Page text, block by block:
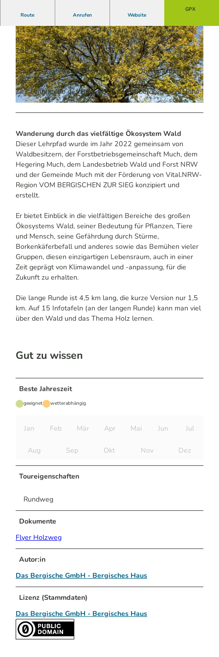
© Imke Imhorst / Das Bergische | KI-optimiert |CC-BY-SA
Route Anrufen Website
GPX
1:15 h
4,37 km
92 m
91 m
268 m
331 m
63 m
Start: Haltestelle des Bürgerbusses in Oberdreisbach-
Höhe
Ziel: Haltestelle des Bürgerbusses in Oberdreisbach-Höhe
Wanderung durch das vielfältige Ökosystem Wald
Dieser Lehrpfad wurde im Jahr 2022 gemeinsam von
Waldbesitzern, der Forstbetriebsgemeinschaft Much, dem
Hegering Much, dem Landesbetrieb Wald und Forst NRW
und der Gemeinde Much mit der Förderung von Vital.NRW-
Region VOM BERGISCHEN ZUR SIEG konzipiert und
erstellt.
Er bietet Einblick in die vielfältigen Bereiche des großen
Ökosystems Wald, seiner Bedeutung für Pflanzen, Tiere
und Mensch, seine Gefährdung durch Stürme,
Borkenkäferbefall und anderes sowie das Bemühen vieler
Gruppen, diesen einzigartigen Lebensraum, auch in einer
Zeit geprägt von Klimawandel und -anpassung, für die
Zukunft zu erhalten.
Die lange Runde ist 4,5 km lang, die kurze Version nur 1,5
km. Auf 15 Infotafeln (an der langen Runde) kann man viel
über den Wald und das Thema Holz lernen.
Gut zu wissen
Beste Jahreszeit
geeignet wetterabhängig
Jan Feb Mär Apr Mai Jun Jul
Aug Sep Okt Nov Dez
Toureigenschaften
Rundweg
Dokumente
Flyer Holzweg
Autor:in
Das Bergische GmbH - Bergisches Haus
Lizenz (Stammdaten)
Das Bergische GmbH - Bergisches Haus